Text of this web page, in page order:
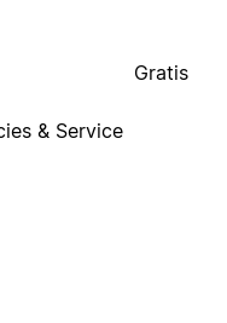
& Service
Gratis